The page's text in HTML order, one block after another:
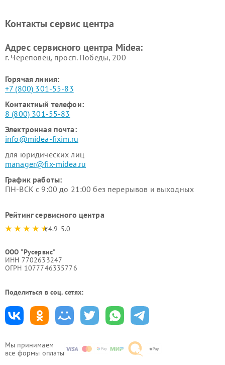
Мы принимаем
все формы оплаты
пылесосов Midea
Midea
Контакты сервис центра
Адрес сервисного центра Midea:
г. Череповец, просп. Победы, 200
Горячая линия:
+7 (800) 301-55-83
Контактный телефон:
8 (800) 301-55-83
Электронная почта:
info@midea-fixim.ru
для юридических лиц
manager@fix-midea.ru
График работы:
ПН-ВСК с 9:00 до 21:00 без перерывов и выходных
Рейтинг сервисного центра
4.9-5.0
ООО "Русервис"
ИНН 7702633247
ОГРН 1077746335776
Поделиться в соц. сетях: